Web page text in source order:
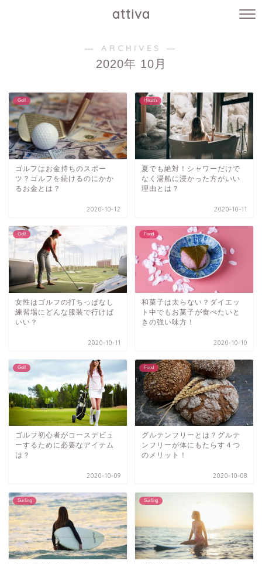
attiva
― ARCHIVES ―
2020年 10月
Golf
ゴルフはお金持ちのスポー
ツ？ゴルフを続けるのにかか
るお金とは？
2020-10-12
Health
夏でも絶対！シャワーだけで
なく湯船に浸かった方がいい
理由とは？
2020-10-11
Golf
女性はゴルフの打ちっぱなし
練習場にどんな服装で行けば
いい？
2020-10-11
Food
和菓子は太らない？ダイエッ
ト中でもお菓子が食べたいと
きの強い味方！
2020-10-10
Golf
ゴルフ初心者がコースデビュ
ーするために必要なアイテム
は？
2020-10-09
Food
グルテンフリーとは？グルテ
ンフリーが体にもたらす４つ
のメリット！
2020-10-08
Surfing Surfing